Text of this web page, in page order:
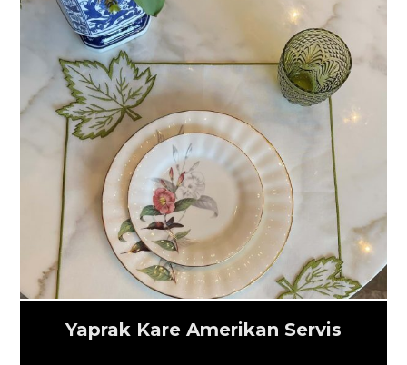
Yaprak Kare Amerikan Servis